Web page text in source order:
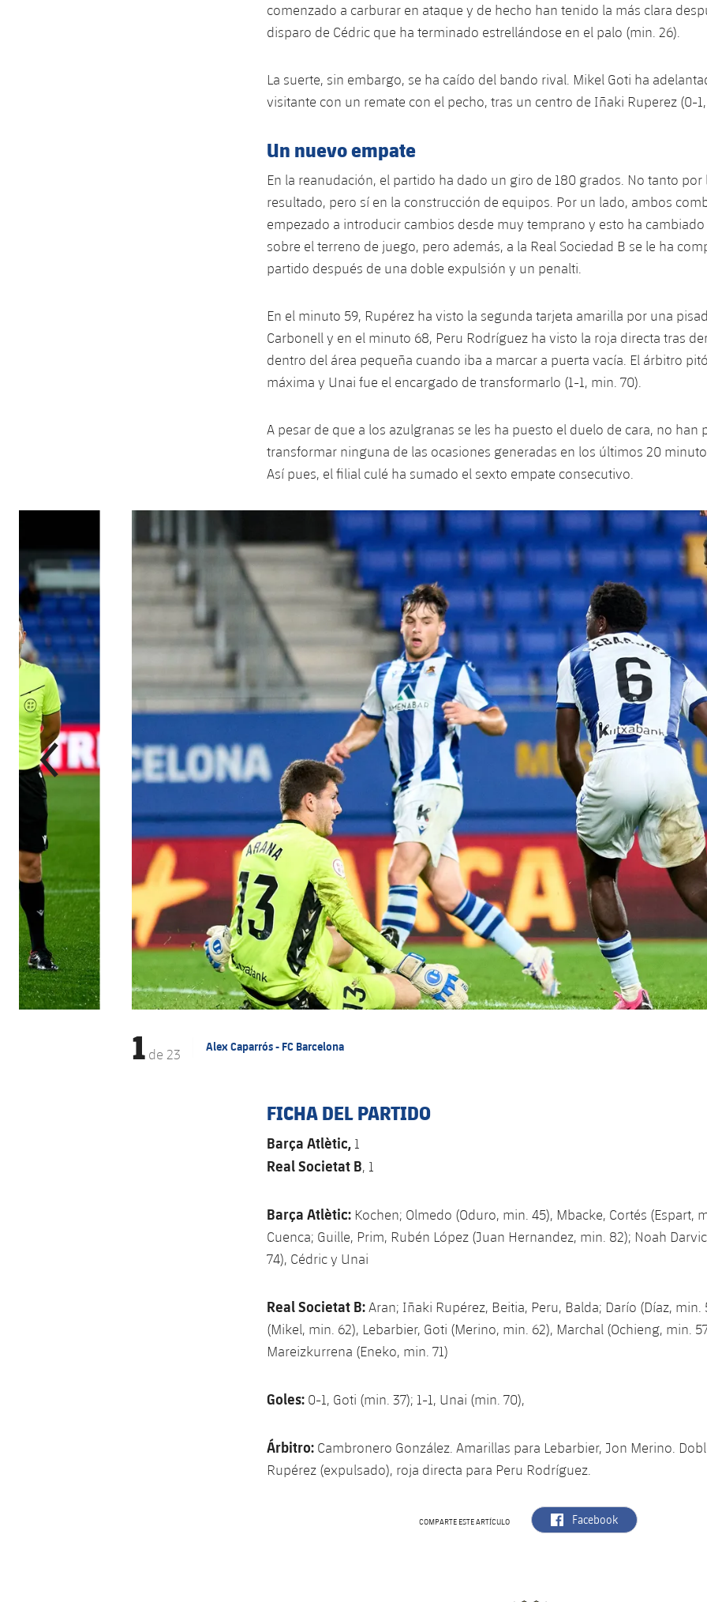
comenzado a carburar en ataque y de hecho han tenido la más clara
disparo de Cédric que ha terminado estrellándose en el palo (min. 26).
La suerte, sin embargo, se ha caído del bando rival. Mikel Goti ha
visitante con un remate con el pecho, tras un centro de Iñaki Ruperez (0-1,
Un nuevo empate
En la reanudación, el partido ha dado un giro de 180 grados. No tanto por
resultado, pero sí en la construcción de equipos. Por un lado, ambos
empezado a introducir cambios desde muy temprano y esto ha
sobre el terreno de juego, pero además, a la Real Sociedad B se le ha
partido después de una doble expulsión y un penalti.
En el minuto 59, Rupérez ha visto la segunda tarjeta amarilla por una
Carbonell y en el minuto 68, Peru Rodríguez ha visto la roja directa tras
dentro del área pequeña cuando iba a marcar a puerta vacía. El árbitro
máxima y Unai fue el encargado de transformarlo (1-1, min. 70).
A pesar de que a los azulgranas se les ha puesto el duelo de cara, no han
transformar ninguna de las ocasiones generadas en los últimos 20
Así pues, el filial culé ha sumado el sexto empate consecutivo.
1de 23 Alex Caparrós - FC Barcelona
FICHA DEL PARTIDO
Barça Atlètic, 1
Real Societat B, 1
Barça Atlètic: Kochen; Olmedo (Oduro, min. 45), Mbacke, Cortés (Espart,
Cuenca; Guille, Prim, Rubén López (Juan Hernandez, min. 82); Noah
74), Cédric y Unai
Real Societat B: Aran; Iñaki Rupérez, Beitia, Peru, Balda; Darío (Díaz, min.
(Mikel, min. 62), Lebarbier, Goti (Merino, min. 62), Marchal (Ochieng, min.
Mareizkurrena (Eneko, min. 71)
Goles: 0-1, Goti (min. 37); 1-1, Unai (min. 70),
Árbitro: Cambronero González. Amarillas para Lebarbier, Jon Merino.
Rupérez (expulsado), roja directa para Peru Rodríguez.
COMPARTE ESTE ARTÍCULO label.aria.facebook
Facebook